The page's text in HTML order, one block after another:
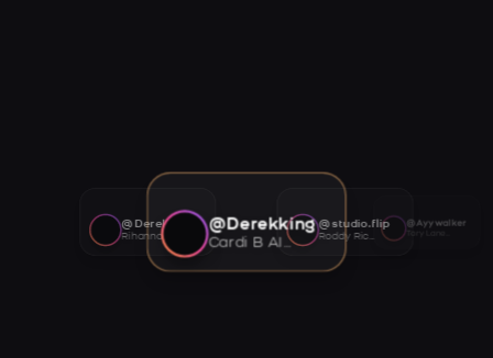
@Derekking
Cardi B AI voice
@studio.flip
Roddy Ricch AI voice
@Ayywalker
@Derekking
Rihanna AI voice